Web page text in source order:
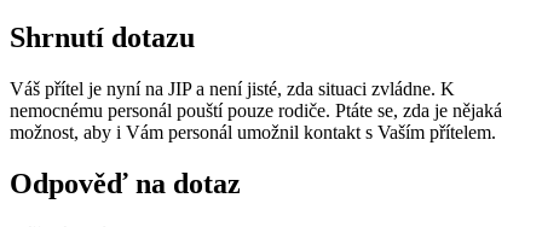
Shrnutí dotazu
Váš přítel je nyní na JIP a není jisté, zda situaci zvládne. K
nemocnému personál pouští pouze rodiče. Ptáte se, zda je nějaká
možnost, aby i Vám personál umožnil kontakt s Vaším přítelem.
Odpověď na dotaz